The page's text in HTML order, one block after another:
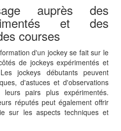
auprès des
et des
courses
d'un jockey se fait sur le
de jockeys expérimentés et
jockeys débutants peuvent
d'astuces et d'observations
pairs plus expérimentés.
réputés peut également offrir
sur les aspects techniques et